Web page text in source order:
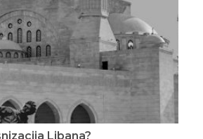
rezolucionari